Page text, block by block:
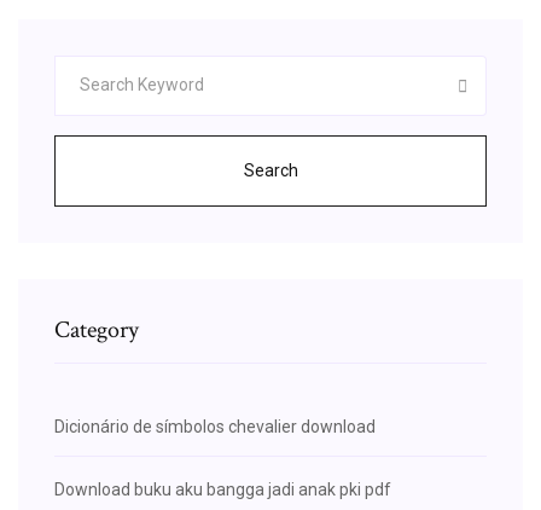
Search
Category
Dicionário de símbolos chevalier download
Download buku aku bangga jadi anak pki pdf